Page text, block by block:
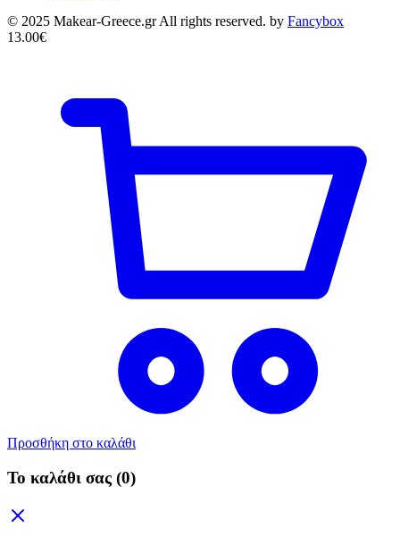
© 2025 Makear-Greece.gr All rights reserved. by Fancybox
13.00€
Προσθήκη στο καλάθι
Το καλάθι σας (0)